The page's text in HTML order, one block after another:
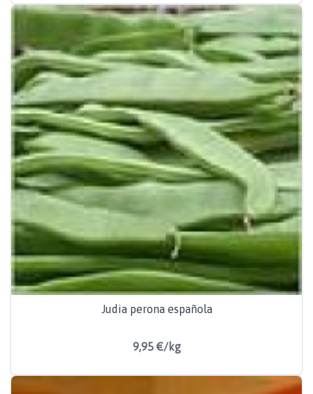
Judia perona española
9,95 €/kg